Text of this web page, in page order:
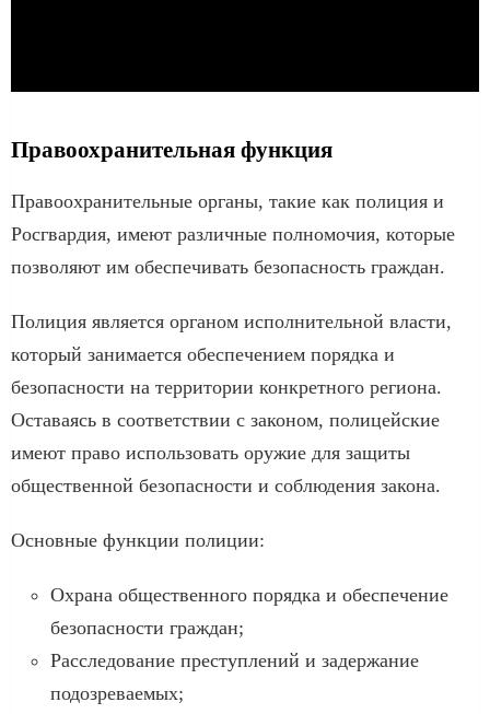
Правоохранительная функция
Правоохранительные органы, такие как полиция и
Росгвардия, имеют различные полномочия, которые
позволяют им обеспечивать безопасность граждан.
Полиция является органом исполнительной власти,
который занимается обеспечением порядка и
безопасности на территории конкретного региона.
Оставаясь в соответствии с законом, полицейские
имеют право использовать оружие для защиты
общественной безопасности и соблюдения закона.
Основные функции полиции:
Охрана общественного порядка и обеспечение
безопасности граждан;
Расследование преступлений и задержание
подозреваемых;